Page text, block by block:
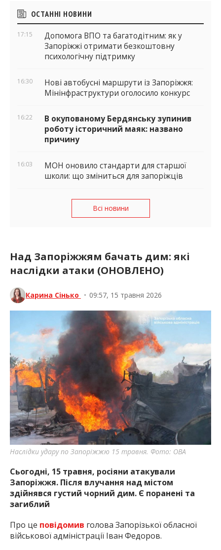
Бічні
віджети
ОСТАННІ НОВИНИ
17:15
Допомога ВПО та багатодітним: як у
Запоріжжі отримати безкоштовну
психологічну підтримку
16:30
Нові автобусні маршрути із Запоріжжя:
Мінінфраструктури оголосило конкурс
16:22
В окупованому Бердянську зупинив
роботу історичний маяк: названо
причину
16:03
МОН оновило стандарти для старшої
школи: що зміниться для запоріжців
Всі новини
Над Запоріжжям бачать дим: які
наслідки атаки (ОНОВЛЕНО)
Карина Сінько • 09:57, 15 травня 2026
Наслідки удару по Запоріжжю 15 травня. Фото: ОВА
Сьогодні, 15 травня, росіяни атакували
Запоріжжя. Після влучання над містом
здійнявся густий чорний дим. Є поранені та
загиблий
Про це повідомив голова Запорізької обласної
військової адміністрації Іван Федоров.